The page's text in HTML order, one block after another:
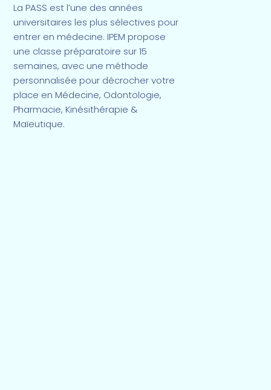
La PASS est l’une des années
universitaires les plus sélectives pour
entrer en médecine. IPEM propose
une classe préparatoire sur 15
semaines, avec une méthode
personnalisée pour décrocher votre
place en Médecine, Odontologie,
Pharmacie, Kinésithérapie &
Maïeutique.